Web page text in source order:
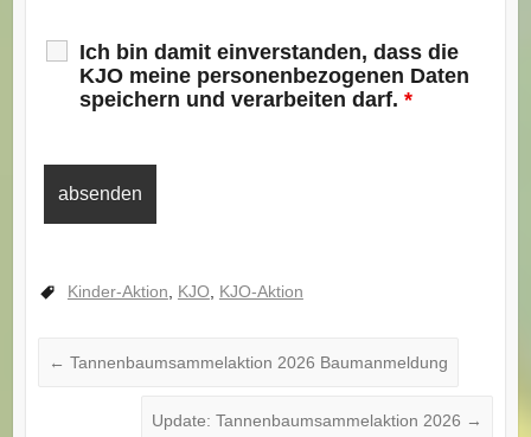
Ich bin damit einverstanden, dass die
KJO meine personenbezogenen Daten
speichern und verarbeiten darf. *
Kinder-Aktion KJO KJO-Aktion
← Tannenbaumsammelaktion 2026 Baumanmeldung
Update: Tannenbaumsammelaktion 2026 →